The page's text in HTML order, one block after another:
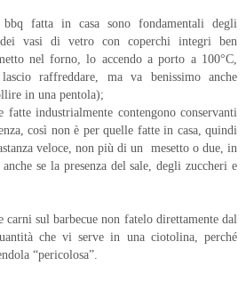
bbq fatta in casa sono fondamentali degli
vasi di vetro con coperchi integri ben
nel forno, lo accendo a porto a 100°C,
raffreddare, ma va benissimo anche
in una pentola);
fatte industrialmente contengono conservanti
così non è per quelle fatte in casa, quindi
veloce, non più diun mesetto o due, in
se la presenza del sale, degli zuccheri e
carni sul barbecue non fatelo direttamente dal
che vi serve in una ciotolina, perché
“pericolosa”.